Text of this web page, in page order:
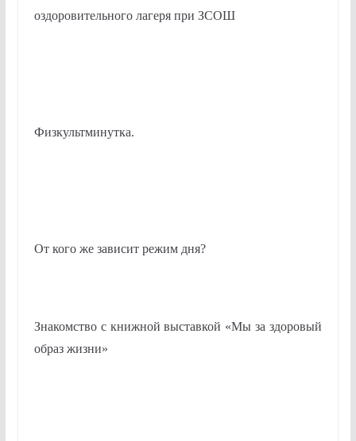
оздоровительного лагеря при ЗСОШ
Физкультминутка.
От кого же зависит режим дня?
Знакомство с книжной выставкой «Мы за здоровый
образ жизни»